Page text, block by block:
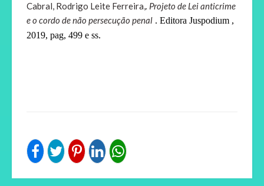
Cabral, Rodrigo Leite Ferreira,. Projeto de Lei anticrime
e o cordo de não persecução penal . Editora Juspodium ,
2019, pag, 499 e ss.